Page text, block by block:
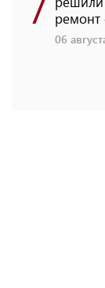
ремонт
06